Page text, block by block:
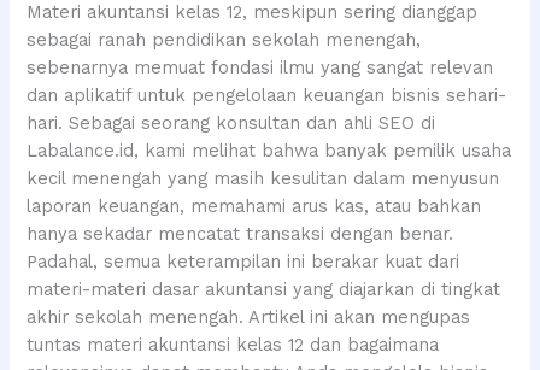
Materi akuntansi kelas 12, meskipun sering dianggap
sebagai ranah pendidikan sekolah menengah,
sebenarnya memuat fondasi ilmu yang sangat relevan
dan aplikatif untuk pengelolaan keuangan bisnis sehari-
hari. Sebagai seorang konsultan dan ahli SEO di
Labalance.id, kami melihat bahwa banyak pemilik usaha
kecil menengah yang masih kesulitan dalam menyusun
laporan keuangan, memahami arus kas, atau bahkan
hanya sekadar mencatat transaksi dengan benar.
Padahal, semua keterampilan ini berakar kuat dari
materi-materi dasar akuntansi yang diajarkan di tingkat
akhir sekolah menengah. Artikel ini akan mengupas
tuntas materi akuntansi kelas 12 dan bagaimana